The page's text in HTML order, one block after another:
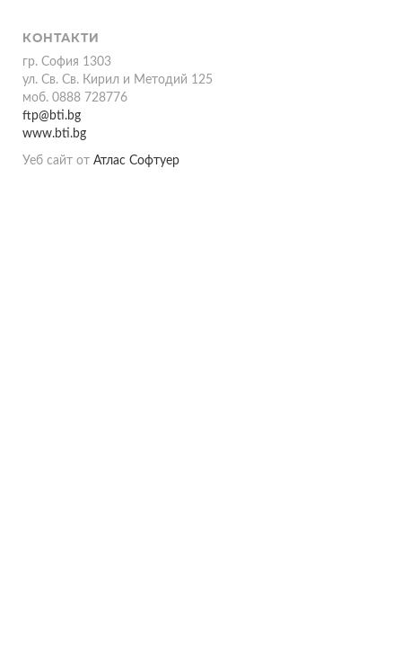
КОНТАКТИ
гр. София 1303
ул. Св. Св. Кирил и Методий 125
моб. 0888 728776
ftp@bti.bg
www.bti.bg
Уеб сайт от Атлас Софтуер